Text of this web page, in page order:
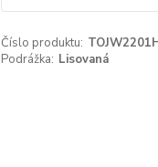
Číslo produktu:
Podrážka: Lisovaná